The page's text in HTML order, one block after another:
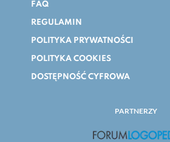
FAQ
REGULAMIN
POLITYKA PRYWATNOŚCI
POLITYKA COOKIES
DOSTĘPNOŚĆ CYFROWA
PARTNERZY